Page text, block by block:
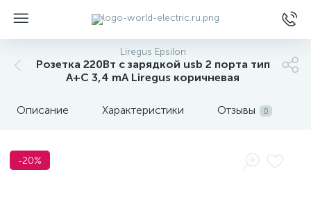
Liregus Epsilon
Розетка 220Вт с зарядкой usb 2 порта тип
A+C 3,4 mA Liregus коричневая
Описание Характеристики Отзывы 0
-20%